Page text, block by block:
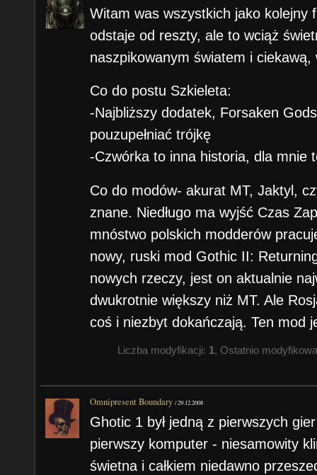
Witam was wszystkich jako kolejny
odstaje od reszty, ale to wciąż
naszpikowanym światem i ciekawą,
Co do postu Szkieleta:
-Najbliższy dodatek, Forsaken
pouzupełniać trójkę
-Czwórka to inna historia, dla mnie
Co do modów- akurat MT, Jaktyl,
znane. Niedługo ma wyjść Czas
mnóstwo polskich modderów
nowy, ruski mod Gothic II:
nowych rzeczy, jest on aktualnie
dwukrotnie większy niż MT. Ale
coś i niezbyt dokańczają. Ten mod
Liczba modyfikacji: 1, Ostatnio
Omnipresent Boundary /29.12.2008
Ghotic 1 był jedną z pierwszych
pierwszy komputer - niesamowity
świetna i całkiem niedawno